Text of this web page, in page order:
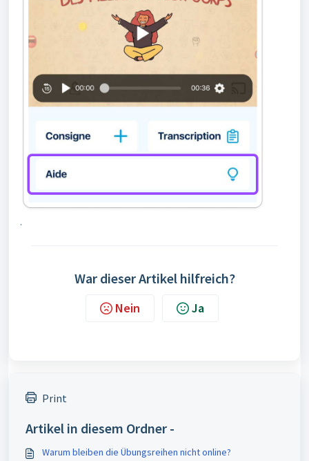
.
War dieser Artikel hilfreich?
Nein Ja
Print
Artikel in diesem Ordner -
Warum bleiben die Übungsreihen nicht online?